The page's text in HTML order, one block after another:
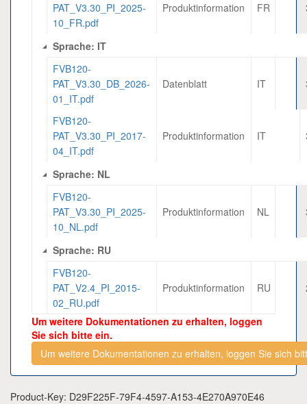
PAT_V3.30_PI_2025-
10_FR.pdf
Produktinformation FR
Sprache: IT
FVB120-
PAT_V3.30_DB_2026-
01_IT.pdf
Datenblatt IT
FVB120-
PAT_V3.30_PI_2017-
04_IT.pdf
Produktinformation IT
Sprache: NL
FVB120-
PAT_V3.30_PI_2025-
10_NL.pdf
Produktinformation NL
Sprache: RU
FVB120-
PAT_V2.4_PI_2015-
02_RU.pdf
Produktinformation RU
Um weitere Dokumentationen zu erhalten, loggen
Sie sich bitte ein.
Um weitere Dokumentationen zu erhalten, loggen Sie sich
Product-Key: D29F225F-79F4-4597-A153-4E270A970E46